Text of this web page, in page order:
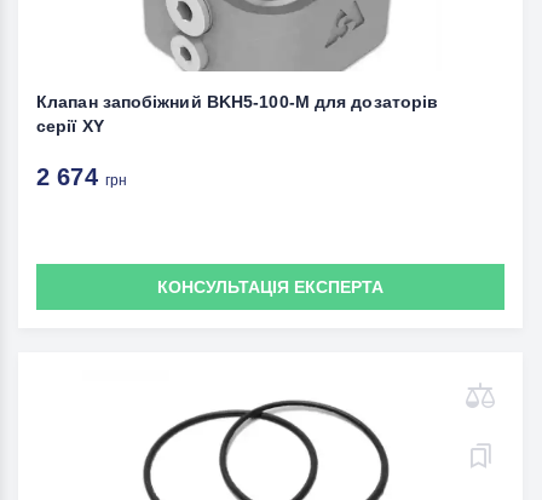
Клапан запобіжний BKH5-100-M для дозаторів
серії XY
2 674 грн
КОНСУЛЬТАЦІЯ ЕКСПЕРТА